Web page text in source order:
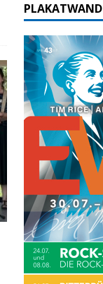
PLAKATWAND